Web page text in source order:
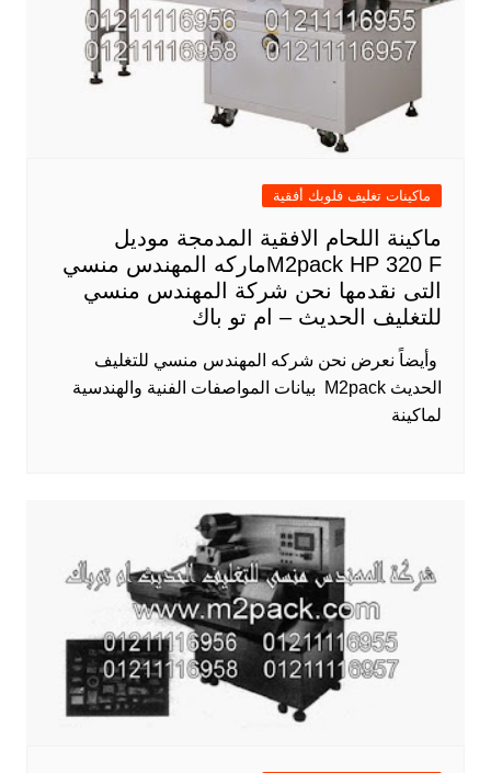
ماكينات تغليف فلوبك أفقية
ماكينة اللحام الافقية المدمجة موديل
M2pack HP 320 Fماركه المهندس منسي
التى نقدمها نحن شركة المهندس منسي
للتغليف الحديث – ام تو باك
​ وأيضاً نعرض نحن شركه المهندس منسي للتغليف
الحديث M2pack بيانات المواصفات الفنية والهندسية
لماكينة